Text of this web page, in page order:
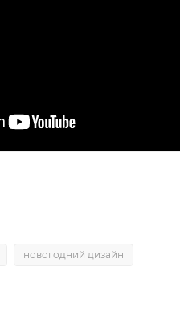
новогодний дизайн